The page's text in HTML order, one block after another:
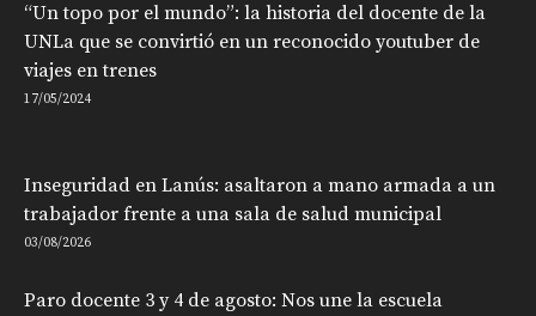
“Un topo por el mundo”: la historia del docente de la
UNLa que se convirtió en un reconocido youtuber de
viajes en trenes
17/05/2024
Inseguridad en Lanús: asaltaron a mano armada a un
trabajador frente a una sala de salud municipal
03/08/2026
Paro docente 3 y 4 de agosto: Nos une la escuela